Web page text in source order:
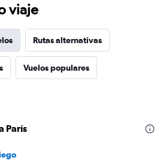
viaje
Rutas alternativas
Vuelos populares
París